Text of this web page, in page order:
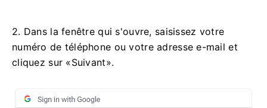
2. Dans la fenêtre qui s'ouvre, saisissez votre
numéro de téléphone ou votre adresse e-mail et
cliquez sur «Suivant».